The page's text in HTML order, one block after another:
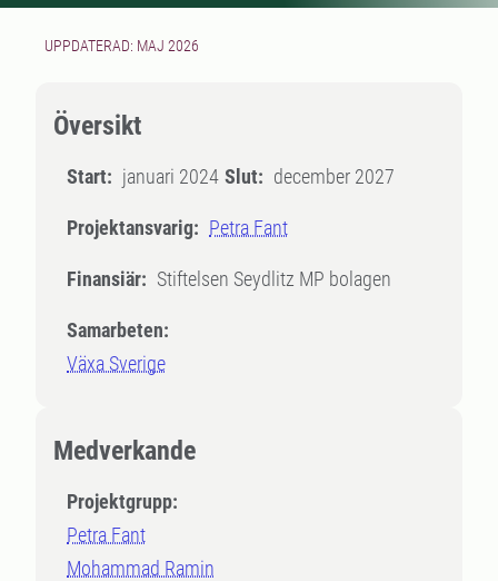
UPPDATERAD: MAJ 2026
Översikt
Start: januari 2024 Slut: december 2027
Projektansvarig: Petra Fant
Finansiär: Stiftelsen Seydlitz MP bolagen
Samarbeten:
Växa Sverige
Medverkande
Projektgrupp:
Petra Fant
Mohammad Ramin